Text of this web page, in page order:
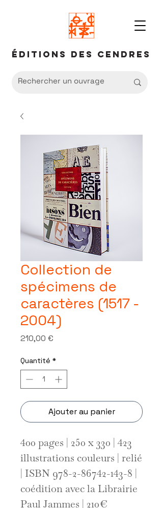
Éditions des Cendres
Collection de
spécimens de
caractères (1517 -
2004)
210,00 €
Quantité *
Ajouter au panier
400 pages | 250 x 330 | 423
illustrations couleurs | relié
| ISBN 978-2-86742-143-8 |
coédition avec la Librairie
Paul Jammes | 210€